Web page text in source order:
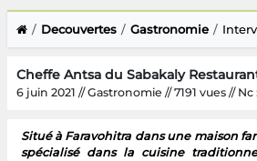
Decouvertes Gastronomie
Cheffe Antsa du Sabakaly
6 juin 2021 // Gastronomie // 7191 vues // Nc
Situé à Faravohitra dans une maison
spécialisé dans la cuisine